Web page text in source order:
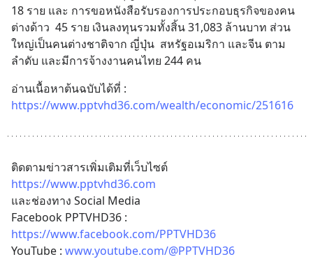
18 ราย และ การขอหนังสือรับรองการประกอบธุรกิจของคน
ต่างด้าว  45 ราย เงินลงทุนรวมทั้งสิ้น 31,083 ล้านบาท ส่วน
ใหญ่เป็นคนต่างชาติจาก ญี่ปุ่น  สหรัฐอเมริกา และจีน ตาม
ลำดับ และมีการจ้างงานคนไทย 244 คน
อ่านเนื้อหาต้นฉบับได้ที่ :
https://www.pptvhd36.com/wealth/economic/251616
https://www.pptvhd36.com
และช่องทาง Social Media
https://www.facebook.com/PPTVHD36
YouTube : www.youtube.com/@PPTVHD36